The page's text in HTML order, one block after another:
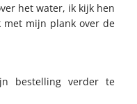
het water, ik kijk hen
met mijn plank over de
bestelling verder te